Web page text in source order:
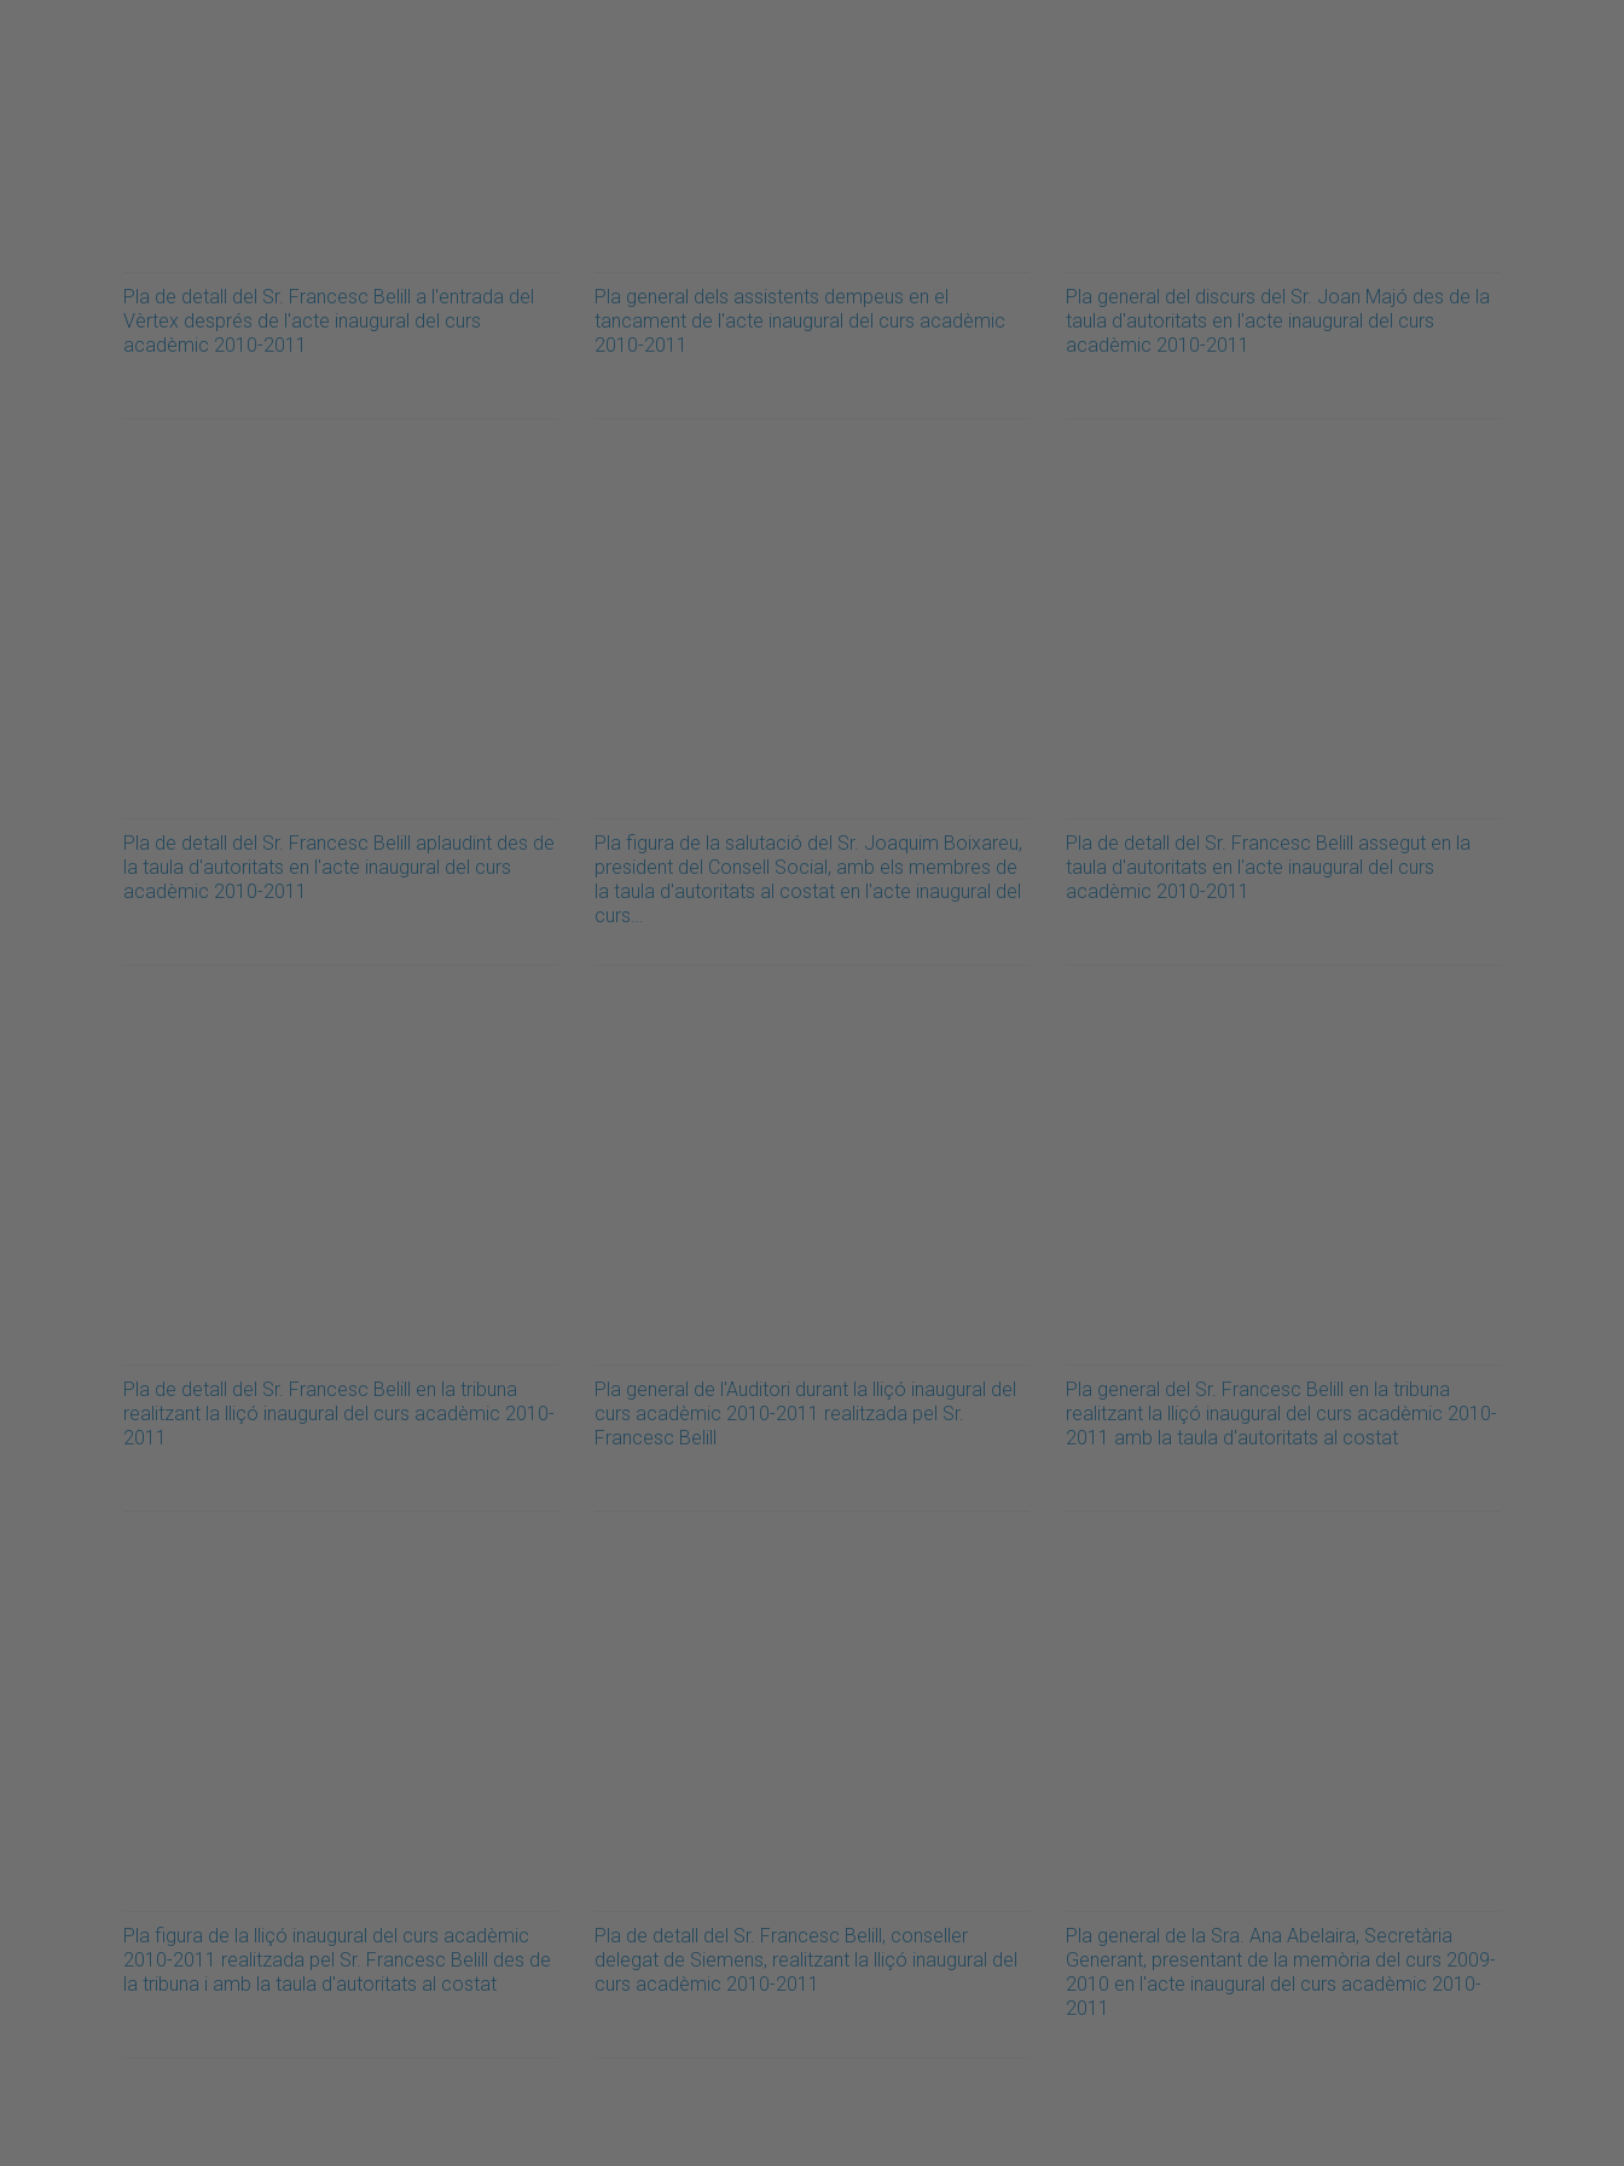
Pla de detall del Sr. Francesc Belill a l'entrada del
Vèrtex després de l'acte inaugural del curs
acadèmic 2010-2011
Pla general dels assistents dempeus en el
tancament de l'acte inaugural del curs acadèmic
2010-2011
Pla general del discurs del Sr. Joan Majó des de la
taula d'autoritats en l'acte inaugural del curs
acadèmic 2010-2011
Pla de detall del Sr. Francesc Belill aplaudint des de
la taula d'autoritats en l'acte inaugural del curs
acadèmic 2010-2011
Pla figura de la salutació del Sr. Joaquim Boixareu,
president del Consell Social, amb els membres de
la taula d'autoritats al costat en l'acte inaugural del
curs…
Pla de detall del Sr. Francesc Belill assegut en la
taula d'autoritats en l'acte inaugural del curs
acadèmic 2010-2011
Pla de detall del Sr. Francesc Belill en la tribuna
realitzant la lliçó inaugural del curs acadèmic 2010-
2011
Pla general de l'Auditori durant la lliçó inaugural del
curs acadèmic 2010-2011 realitzada pel Sr.
Francesc Belill
Pla general del Sr. Francesc Belill en la tribuna
realitzant la lliçó inaugural del curs acadèmic 2010-
2011 amb la taula d'autoritats al costat
Pla figura de la lliçó inaugural del curs acadèmic
2010-2011 realitzada pel Sr. Francesc Belill des de
la tribuna i amb la taula d'autoritats al costat
Pla de detall del Sr. Francesc Belill, conseller
delegat de Siemens, realitzant la lliçó inaugural del
curs acadèmic 2010-2011
Pla general de la Sra. Ana Abelaira, Secretària
Generant, presentant de la memòria del curs 2009-
2010 en l'acte inaugural del curs acadèmic 2010-
2011